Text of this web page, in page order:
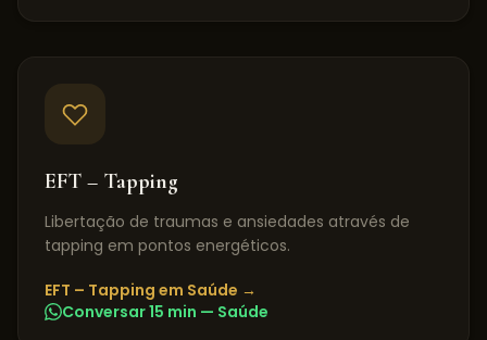
EFT – Tapping
Libertação de traumas e ansiedades através de
tapping em pontos energéticos.
EFT – Tapping em Saúde →
Conversar 15 min — Saúde